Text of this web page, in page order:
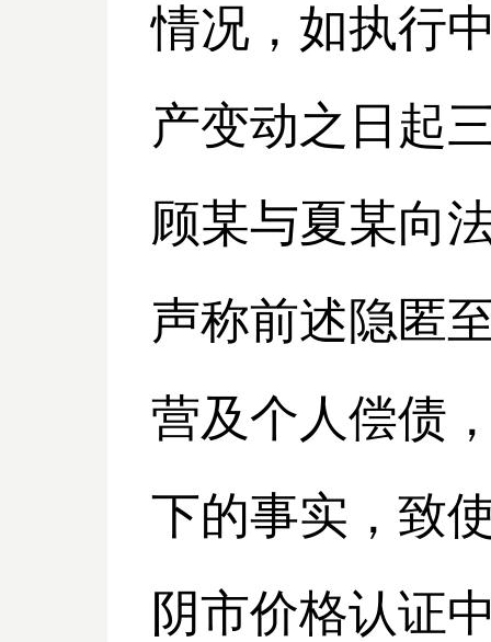
情况，如执行
产变动之日起
顾某与夏某向
声称前述隐匿
营及个人偿债
下的事实，致
阴市价格认证